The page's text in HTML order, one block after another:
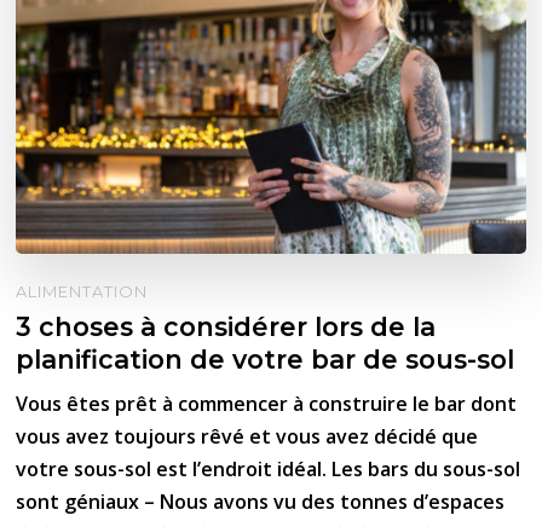
ALIMENTATION
3 choses à considérer lors de la
planification de votre bar de sous-sol
Vous êtes prêt à commencer à construire le bar dont
vous avez toujours rêvé et vous avez décidé que
votre sous-sol est l’endroit idéal. Les bars du sous-sol
sont géniaux – Nous avons vu des tonnes d’espaces